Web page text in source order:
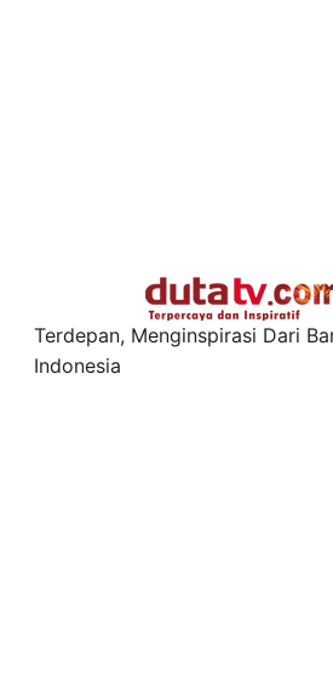
Terdepan, Menginspirasi Dari
Indonesia